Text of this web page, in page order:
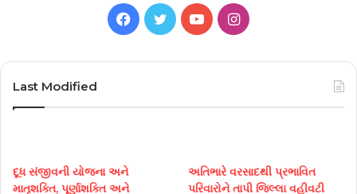
Facebook
TwitterYouTubeInstagram
Last Modified
દૂધ સંજીવની યોજના અને
માતૃશક્તિ, પૂર્ણાશક્તિ અને
અતિભારે વરસાદથી પ્રભાવિત
પરિવારોને તાપી જિલ્લા વહીવટી